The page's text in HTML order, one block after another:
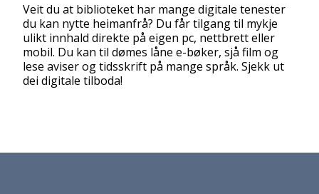
Veit du at biblioteket har mange digitale tenester
du kan nytte heimanfrå? Du får tilgang til mykje
ulikt innhald direkte på eigen pc, nettbrett eller
mobil. Du kan til dømes låne e-bøker, sjå film og
lese aviser og tidsskrift på mange språk. Sjekk ut
dei digitale tilboda!